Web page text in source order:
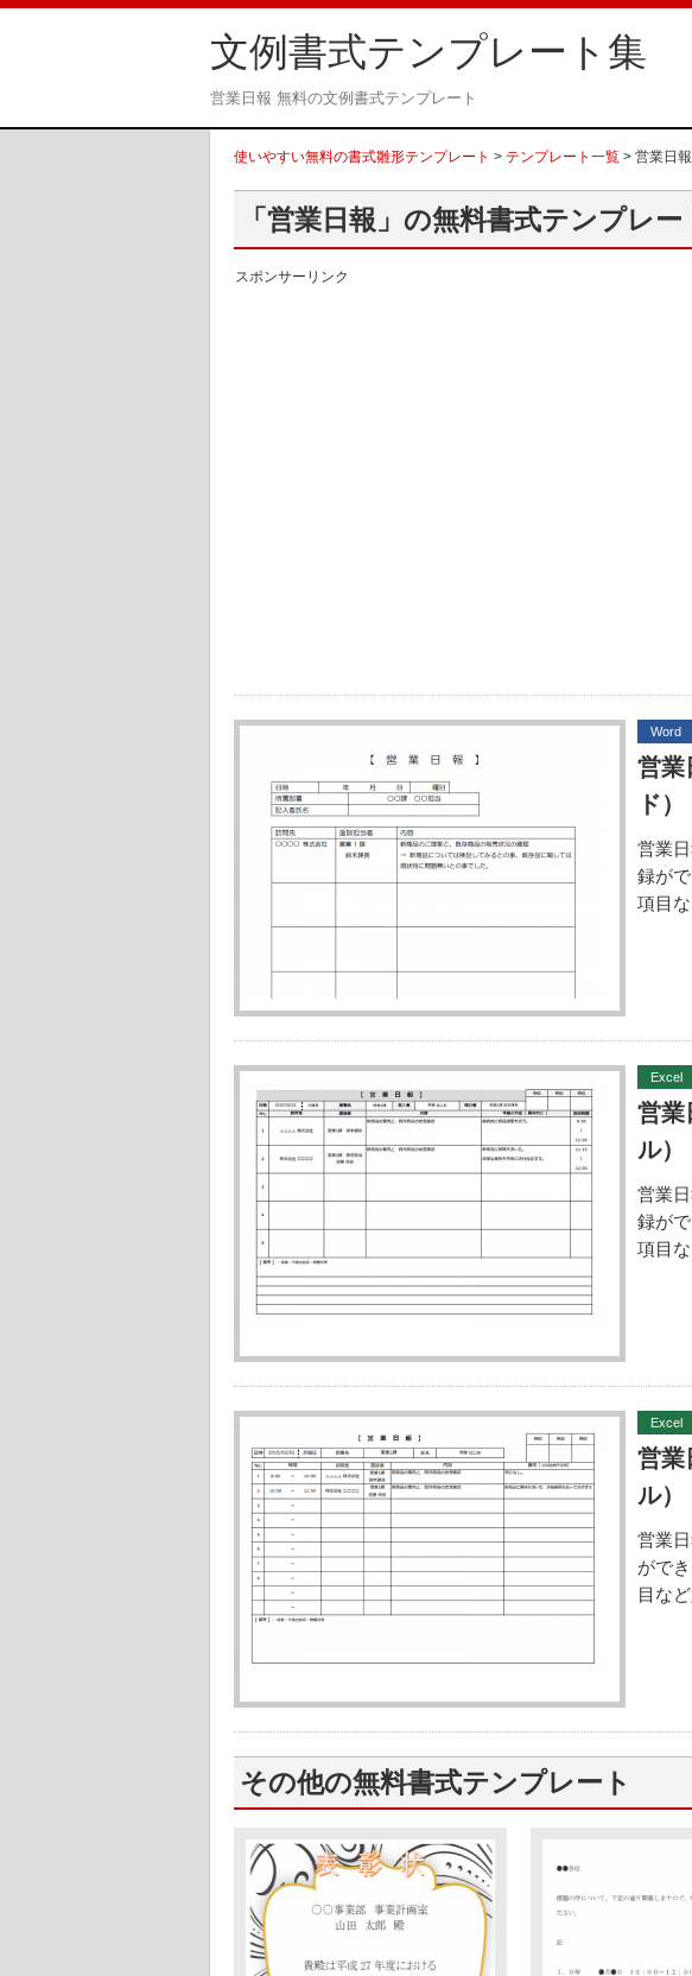
文例書式テンプレート集
営業日報 無料の文例書式テンプレート
使いやすい無料の書式雛形テンプレート > テンプレート一覧 > 営業日報
「営業日報」の無料書式テンプレー
スポンサーリンク
Word
営業
ド）
営業
録が
項目
Excel
営業
ル）
営業
録が
項目
Excel
営業
ル）
営業
がで
目な
その他の無料書式テンプレート